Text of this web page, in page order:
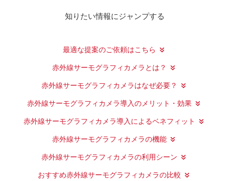
知りたい情報にジャンプする
最適な提案のご依頼はこちら
赤外線サーモグラフィカメラとは？
赤外線サーモグラフィカメラはなぜ必要？
赤外線サーモグラフィカメラ導入のメリット・効果
赤外線サーモグラフィカメラ導入によるベネフィット
赤外線サーモグラフィカメラの機能
赤外線サーモグラフィカメラの利用シーン
おすすめ赤外線サーモグラフィカメラの比較